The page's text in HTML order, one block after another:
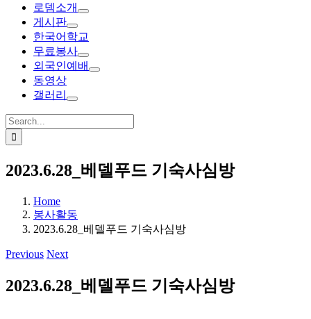
로뎀소개
게시판
한국어학교
무료봉사
외국인예배
동영상
갤러리
Search
for:
2023.6.28_베델푸드 기숙사심방
Home
봉사활동
2023.6.28_베델푸드 기숙사심방
Previous Next
2023.6.28_베델푸드 기숙사심방